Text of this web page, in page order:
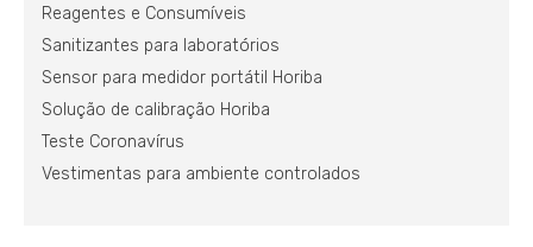
Reagentes e Consumíveis
Sanitizantes para laboratórios
Sensor para medidor portátil Horiba
Solução de calibração Horiba
Teste Coronavírus
Vestimentas para ambiente controlados